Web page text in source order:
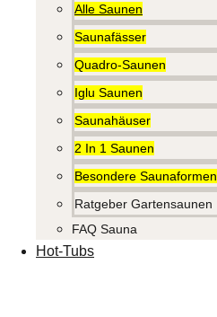
Alle Saunen
Saunafässer
Quadro-Saunen
Iglu Saunen
Saunahäuser
2 In 1 Saunen
Besondere Saunaformen
Ratgeber Gartensaunen
FAQ Sauna
Hot-Tubs